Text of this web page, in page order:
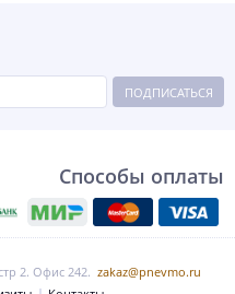
ПОДПИСАТЬСЯ
Способы оплаты
2. Офис 242. zakaz@pnevmo.ru